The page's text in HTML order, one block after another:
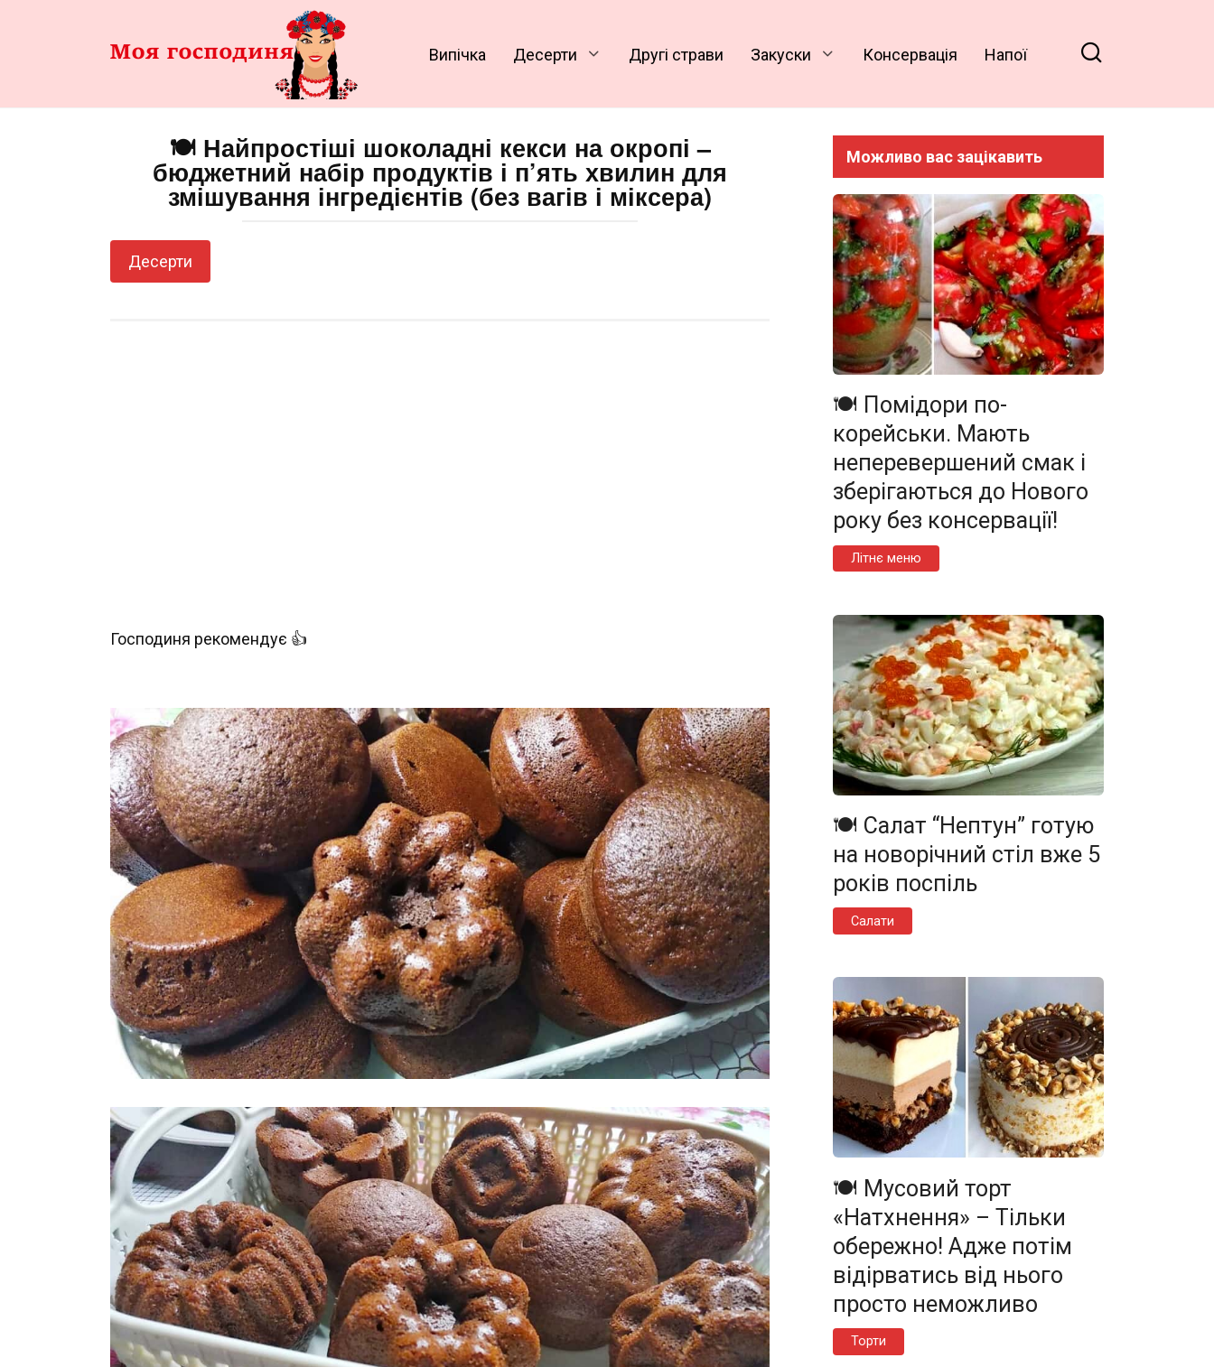
Випічка Десерти Другі страви Закуски Консервація Напої
🍽️ Найпростіші шоколадні кекси на окропі –
бюджетний набір продуктів і п’ять хвилин для
змішування інгредієнтів (без вагів і міксера)
Десерти
Господиня рекомендує 👍
Можливо вас зацікавить
🍽️ Помідори по-
корейськи. Мають
неперевершений смак і
зберігаються до Нового
року без консервації!
Літнє меню
🍽️ Салат “Нептун” готую
на новорічний стіл вже 5
років поспіль
Салати
🍽️ Мусовий торт
«Натхнення» – Тільки
обережно! Адже потім
відірватись від нього
просто неможливо
Торти